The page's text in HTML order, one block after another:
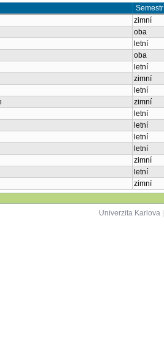
Semestr
zimní
oba
letní
oba
letní
zimní
letní
zimní
letní
letní
letní
letní
zimní
letní
zimní
Univerzita Karlova|